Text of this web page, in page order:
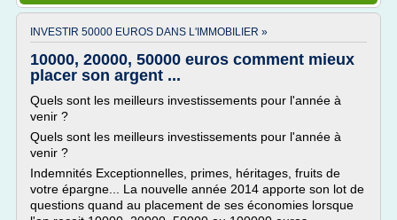
INVESTIR 50000 EUROS DANS L'IMMOBILIER »
10000, 20000, 50000 euros comment mieux
placer son argent ...
Quels sont les meilleurs investissements pour l'année à
venir ?
Quels sont les meilleurs investissements pour l'année à
venir ?
Indemnités Exceptionnelles, primes, héritages, fruits de
votre épargne... La nouvelle année 2014 apporte son lot de
questions quand au placement de ses économies lorsque